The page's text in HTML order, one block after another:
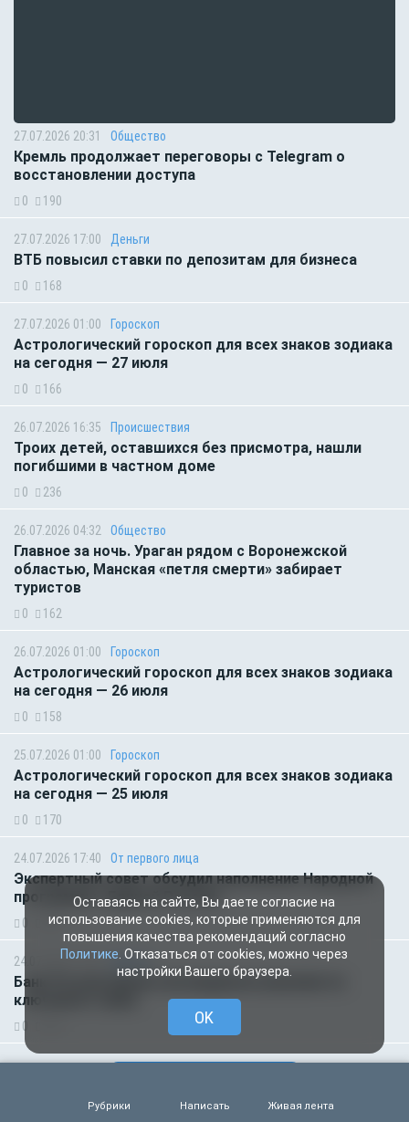
27.07.2026 20:31 Общество
Кремль продолжает переговоры с Telegram о
восстановлении доступа
0 190
27.07.2026 17:00 Деньги
ВТБ повысил ставки по депозитам для бизнеса
0 168
27.07.2026 01:00 Гороскоп
Астрологический гороскоп для всех знаков зодиака
на сегодня — 27 июля
0 166
26.07.2026 16:35 Происшествия
Троих детей, оставшихся без присмотра, нашли
погибшими в частном доме
0 236
26.07.2026 04:32 Общество
Главное за ночь. Ураган рядом с Воронежской
областью, Манская «петля смерти» забирает
туристов
0 162
26.07.2026 01:00 Гороскоп
Астрологический гороскоп для всех знаков зодиака
на сегодня — 26 июля
0 158
25.07.2026 01:00 Гороскоп
Астрологический гороскоп для всех знаков зодиака
на сегодня — 25 июля
0 170
24.07.2026 17:40 От первого лица
Экспертный совет обсудил наполнение Народной
программы «Единой России»
0 290
24.07.2026 13:36 Деньги
Банк России принял неожиданное решение по
ключевой ставке
0
Рубрики Написать Живая лента
Оставаясь на сайте, Вы даете согласие на
использование cookies, которые применяются для
повышения качества рекомендаций согласно
Политике . Отказаться от cookies, можно через
настройки Вашего браузера.
OK